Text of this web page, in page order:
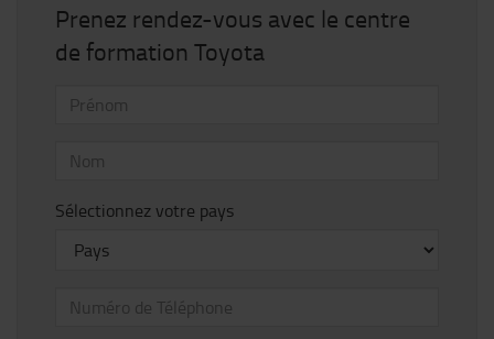
Prenez rendez-vous avec le centre
de formation Toyota
Sélectionnez votre pays